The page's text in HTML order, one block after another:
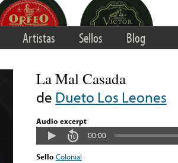
Artistas Sellos Blog
La Mal Casada
de Dueto Los Leones
Audio excerpt
00:00
Sello Colonial